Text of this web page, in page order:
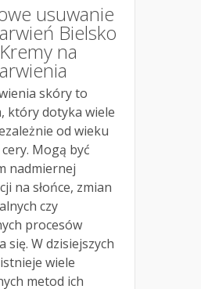
usuwanie
Bielsko
na
skóry to
który dotyka wiele
od wieku
Mogą być
nadmiernej
na słońce, zmian
czy
procesów
się. W dzisiejszych
wiele
metod ich